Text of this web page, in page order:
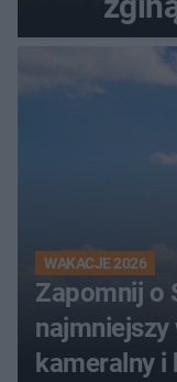
WAKACJE 2026
Zapomnij o
najmniejszy w
kameralny i